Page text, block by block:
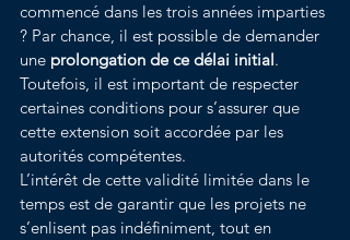
commencé dans les trois années imparties
? Par chance, il est possible de demander
une prolongation de ce délai initial.
Toutefois, il est important de respecter
certaines conditions pour s’assurer que
cette extension soit accordée par les
autorités compétentes.
L’intérêt de cette validité limitée dans le
temps est de garantir que les projets ne
s’enlisent pas indéfiniment, tout en